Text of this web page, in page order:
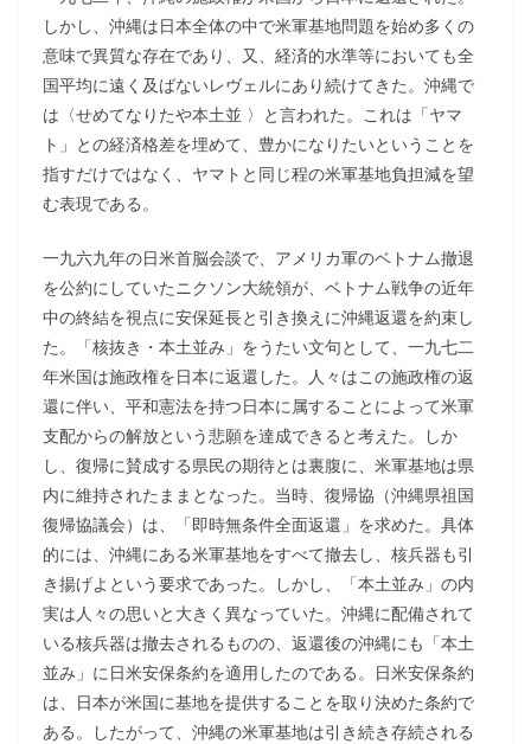
しかし、沖縄は日本全体の中で米軍基地問題を始め多くの
意味で異質な存在であり、又、経済的水準等においても全
国平均に遠く及ばないレヴェルにあり続けてきた。沖縄で
は〈せめてなりたや本土並 〉と言われた。これは「ヤマ
ト」との経済格差を埋めて、豊かになりたいということを
指すだけではなく、ヤマトと同じ程の米軍基地負担減を望
む表現である。
一九六九年の日米首脳会談で、アメリカ軍のベトナム撤退
を公約にしていたニクソン大統領が、ベトナム戦争の近年
中の終結を視点に安保延長と引き換えに沖縄返還を約束し
た。「核抜き・本土並み」をうたい文句として、一九七二
年米国は施政権を日本に返還した。人々はこの施政権の返
還に伴い、平和憲法を持つ日本に属することによって米軍
支配からの解放という悲願を達成できると考えた。しか
し、復帰に賛成する県民の期待とは裏腹に、米軍基地は県
内に維持されたままとなった。当時、復帰協（沖縄県祖国
復帰協議会）は、「即時無条件全面返還」を求めた。具体
的には、沖縄にある米軍基地をすべて撤去し、核兵器も引
き揚げよという要求であった。しかし、「本土並み」の内
実は人々の思いと大きく異なっていた。沖縄に配備されて
いる核兵器は撤去されるものの、返還後の沖縄にも「本土
並み」に日米安保条約を適用したのである。日米安保条約
は、日本が米国に基地を提供することを取り決めた条約で
ある。したがって、沖縄の米軍基地は引き続き存続される